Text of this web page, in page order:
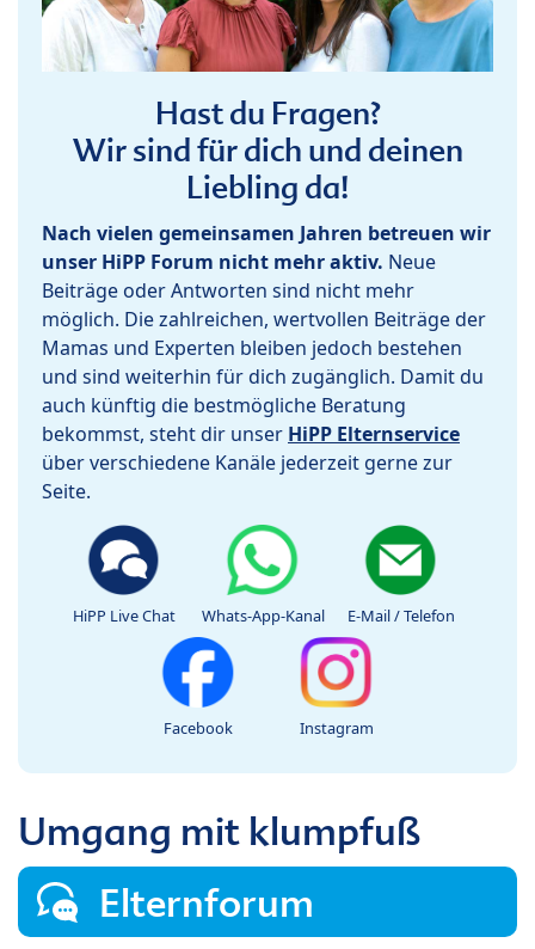
Hast du Fragen?
Wir sind für dich und deinen
Liebling da!
Nach vielen gemeinsamen Jahren betreuen wir
unser HiPP Forum nicht mehr aktiv. Neue
Beiträge oder Antworten sind nicht mehr
möglich. Die zahlreichen, wertvollen Beiträge der
Mamas und Experten bleiben jedoch bestehen
und sind weiterhin für dich zugänglich. Damit du
auch künftig die bestmögliche Beratung
bekommst, steht dir unser HiPP Elternservice
über verschiedene Kanäle jederzeit gerne zur
Seite.
HiPP Live Chat Whats-App-Kanal E-Mail / Telefon
Facebook Instagram
Umgang mit klumpfuß
Elternforum